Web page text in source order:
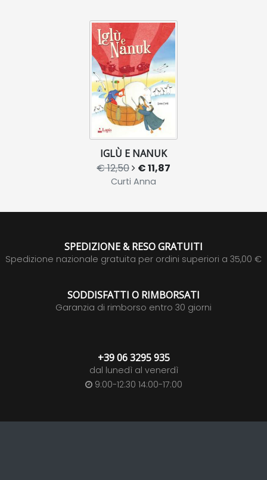
IGLÙ E NANUK
€ 12,50 € 11,87
Curti Anna
SPEDIZIONE & RESO GRATUITI
Spedizione nazionale gratuita per ordini superiori a 35,00 €
SODDISFATTI O RIMBORSATI
Garanzia di rimborso entro 30 giorni
+39 06 3295 935
dal lunedì al venerdì
9:00-12:30 14:00-17:00